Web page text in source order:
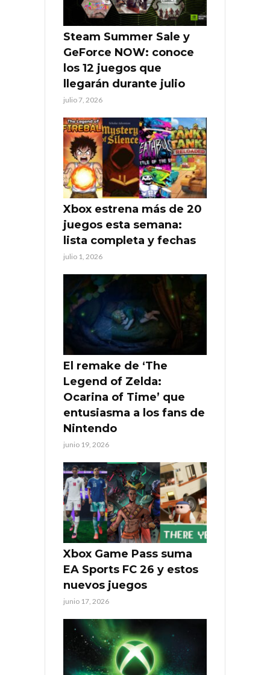
Steam Summer Sale y
GeForce NOW: conoce
los 12 juegos que
llegarán durante julio
julio 7, 2026
Xbox estrena más de 20
juegos esta semana:
lista completa y fechas
julio 1, 2026
El remake de ‘The
Legend of Zelda:
Ocarina of Time’ que
entusiasma a los fans de
Nintendo
junio 19, 2026
Xbox Game Pass suma
EA Sports FC 26 y estos
nuevos juegos
junio 17, 2026